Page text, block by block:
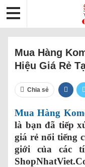
Mua Hàng
Hiệu Giá Rẻ
Chia sẻ
Mua Hàng
là bạn đã tiếp
giá rẻ nổi tiếng
giới của các